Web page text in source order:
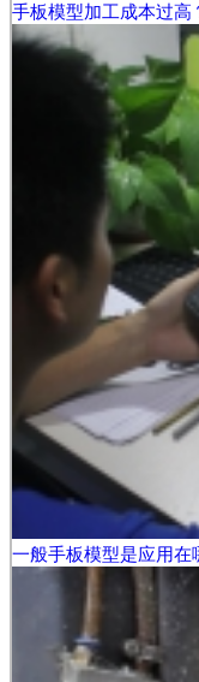
手板模型加工成本过高
一般手板模型是应用在